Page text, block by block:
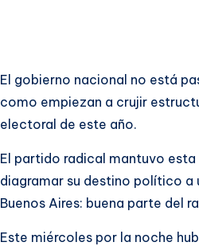
El gobierno nacional no está
como empiezan a crujir
electoral de este año.
El partido radical mantuvo
diagramar su destino político a
Buenos Aires: buena parte del
Este miércoles por la noche